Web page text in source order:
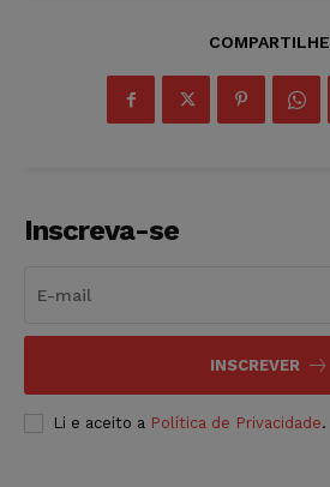
COMPARTILHE
Inscreva-se
INSCREVER
Li e aceito a Política de Privacidade.